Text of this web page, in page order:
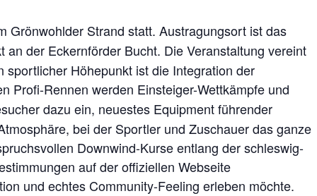
Grönwohlder Strand statt. Austragungsort ist das
an der Eckernförder Bucht. Die Veranstaltung vereint
Höhepunkt ist die Integration der
Profi-Rennen werden Einsteiger-Wettkämpfe und
dazu ein, neuestes Equipment führender
bei der Sportler und Zuschauer das ganze
Downwind-Kurse entlang der schleswig-
auf der offiziellen Webseite
und echtes Community-Feeling erleben möchte.